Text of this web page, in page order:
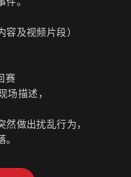
容及视频片段）
赛
场描述，
做出扰乱行为，